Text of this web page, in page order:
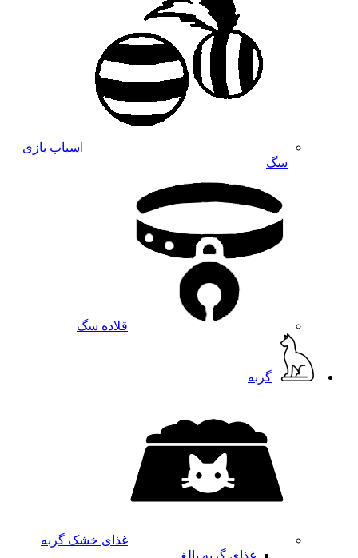
اسباب بازی
سگ
قلاده سگ
گربه
غذای خشک گربه
غذای گربه بالغ